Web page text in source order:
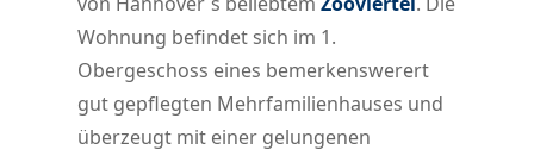
Wohnung befindet sich im 1.
Obergeschoss eines bemerkenswerert
gut gepflegten Mehrfamilienhauses und
überzeugt mit einer gelungenen